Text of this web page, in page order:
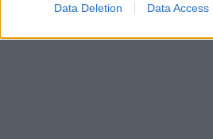
Data Deletion Data Access